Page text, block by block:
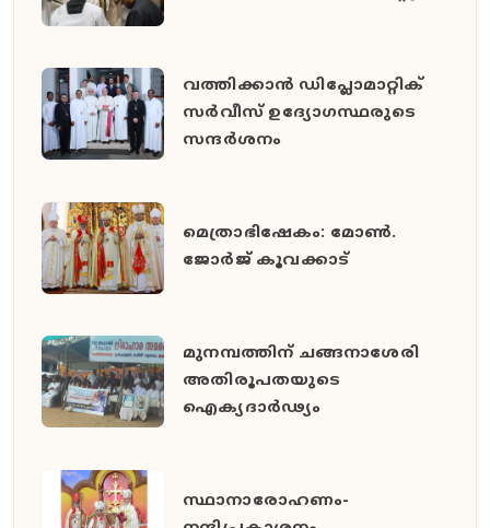
വത്തിക്കാൻ ഡിപ്ലോമാറ്റിക്
സർവീസ് ഉദ്യോഗസ്ഥരുടെ
സന്ദർശനം
മെത്രാഭിഷേകം: മോൺ.
ജോർജ് കൂവക്കാട്
മുനമ്പത്തിന് ചങ്ങനാശേരി
അതിരൂപതയുടെ
ഐക്യദാർഢ്യം
സ്ഥാനാരോഹണം-